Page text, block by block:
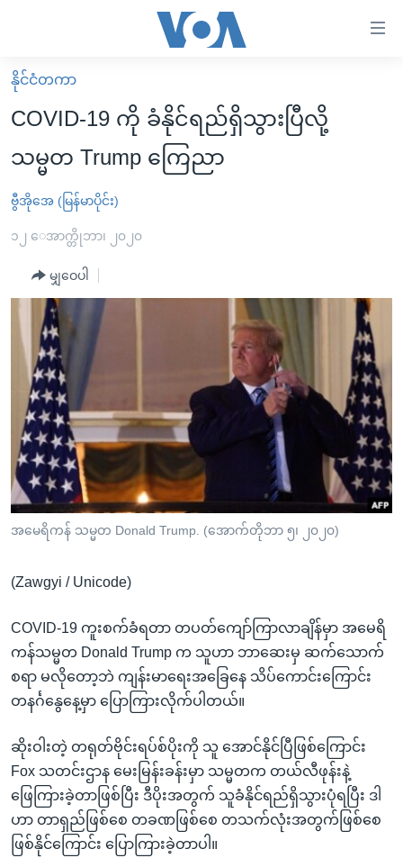
လွယ်ကူ
စေ
များ
ပင်မ
ကြည့်
ညွန်း
စာမျက်နှာ
သို့
ကျော်
ကြည့်
ရှာဖွေ
နေရာ
သို့
ကျော်
ရန်
မူလစာမျက်နှာ
မြန်မာ
ကမ္ဘာ့သတင်းများ
နိုင်ငံတကာ
အစ္စရေး-ပါလက်စတိုင်း
ဗွီဒီယို
အင်္ဂလိပ်စာလေ့လာမယ်
အမေရိကန်သုံးအီဒီယံ
မကြေးမုံရဲ့ အင်္ဂလိပ်စာ
ရုပ်ရှင်ထဲက အင်္ဂလိပ်စာ
သုတပဒေသာ အင်္ဂလိပ်စာ
အပတ်စဉ်ကဏ္ဍများ
ရေဒီယို
တီဗွီ
ရေဒီယိုနှင့်ရုပ်သံ အချက်အလက်များ
ရေဒီယို/တီဗွီအစီအစဉ်
Learning English
ဗွီအိုအေ လူမှုကွန်ယက်များ
နိုင်ငံတကာ
COVID-19 ကို ခံနိုင်ရည်ရှိသွားပြီလို့
သမ္မတ Trump ကြေညာ
ဗွီအိုအေ (မြန်မာပိုင်း)
၁၂ ေအာက္တိုဘာ၊ ၂၀၂၀
မျှဝေပါ
အမေရိကန် သမ္မတ Donald Trump. (အောက်တိုဘာ ၅၊ ၂၀၂၀)
(Zawgyi / Unicode)
COVID-19 ကူးစက်ခံရတာ တပတ်ကျော်ကြာလာချိန်မှာ အမေရိ
ကန်သမ္မတ Donald Trump က သူဟာ ဘာဆေးမှ ဆက်သောက်
စရာ မလိုတော့ဘဲ ကျန်းမာရေးအခြေနေ သိပ်ကောင်းကြောင်း
တနင်္ဂနွေနေ့မှာ ပြောကြားလိုက်ပါတယ်။
ဆိုးဝါးတဲ့ တရုတ်ဗိုင်းရပ်စ်ပိုးကို သူ အောင်နိုင်ပြီဖြစ်ကြောင်း
Fox သတင်းဌာန မေးမြန်းခန်းမှာ သမ္မတက တယ်လီဖုန်းနဲ့
ဖြေကြားခဲ့တာဖြစ်ပြီး ဒီပိုးအတွက် သူခံနိုင်ရည်ရှိသွားပုံရပြီး ဒါ
ဟာ တာရှည်ဖြစ်စေ တခဏဖြစ်စေ တသက်လုံးအတွက်ဖြစ်စေ
ဖြစ်နိုင်ကြောင်း ပြောကြားခဲ့တာပါ။